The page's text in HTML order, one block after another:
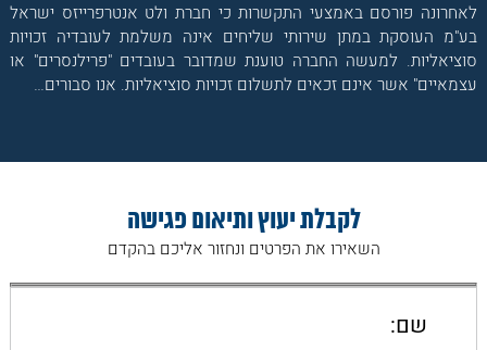
לאחרונה פורסם באמצעי התקשרות כי חברת ולט אנטרפרייזס ישראל
בע"מ העוסקת במתן שירותי שליחים אינה משלמת לעובדיה זכויות
סוציאליות. למעשה החברה טוענת שמדובר בעובדים "פרילנסרים" או
עצמאיים" אשר אינם זכאים לתשלום זכויות סוציאליות. אנו סבורים…
לקבלת יעוץ ותיאום פגישה
השאירו את הפרטים ונחזור אליכם בהקדם